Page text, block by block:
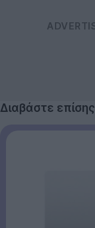
Διαβάστε επίσης